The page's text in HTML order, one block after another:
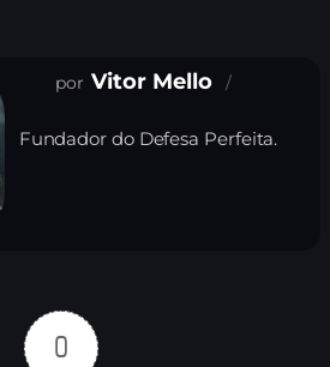
Vitor Mello
Fundador do Defesa Perfeita.
0